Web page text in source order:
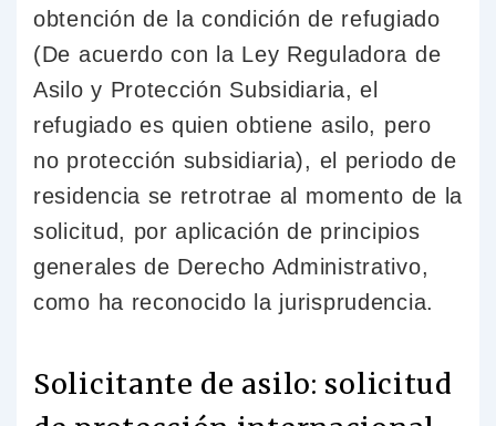
obtención de la condición de refugiado
(De acuerdo con la Ley Reguladora de
Asilo y Protección Subsidiaria, el
refugiado es quien obtiene asilo, pero
no protección subsidiaria), el periodo de
residencia se retrotrae al momento de la
solicitud, por aplicación de principios
generales de Derecho Administrativo,
como ha reconocido la jurisprudencia.
Solicitante de asilo: solicitud